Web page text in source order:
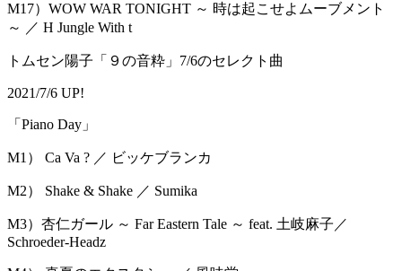
M17）WOW WAR TONIGHT ～ 時は起こせよムーブメント
～ ／ H Jungle With t
トムセン陽子「９の音粋」7/6のセレクト曲
2021/7/6 UP!
「Piano Day」
M1） Ca Va ? ／ ビッケブランカ
M2） Shake & Shake ／ Sumika
M3）杏仁ガール ～ Far Eastern Tale ～ feat. 土岐麻子／
Schroeder-Headz